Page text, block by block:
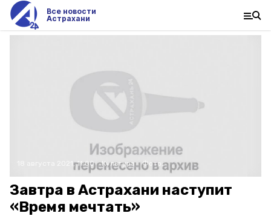
Все новости
Астрахани
18 августа 2021, 11:00 Культура Фото:
Завтра в Астрахани наступит
«Время мечтать»